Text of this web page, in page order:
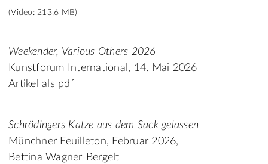
(Video: 213,6 MB)
Weekender, Various Others 2026
Kunstforum International, 14. Mai 2026
Artikel als pdf
Schrödingers Katze aus dem Sack gelassen
Münchner Feuilleton, Februar 2026,
Bettina Wagner-Bergelt